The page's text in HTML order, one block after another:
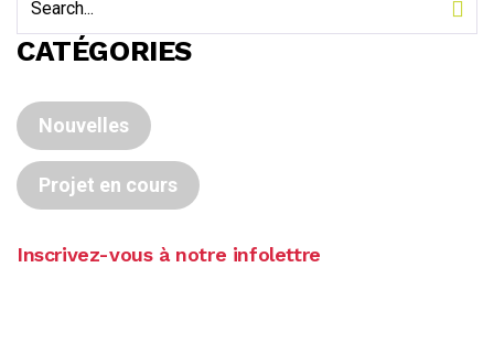
CATÉGORIES
Nouvelles
Projet en cours
Inscrivez-vous à notre infolettre